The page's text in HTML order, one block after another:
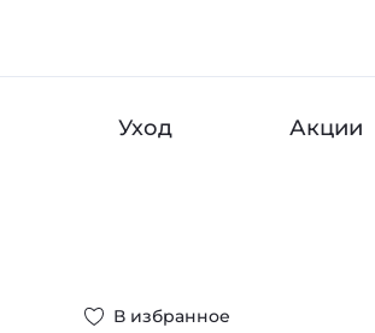
Уход Акции
В избранное